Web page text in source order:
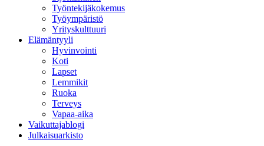
Työntekijäkokemus
Työympäristö
Yrityskulttuuri
Elämäntyyli
Hyvinvointi
Koti
Lapset
Lemmikit
Ruoka
Terveys
Vapaa-aika
Vaikuttajablogi
Julkaisuarkisto